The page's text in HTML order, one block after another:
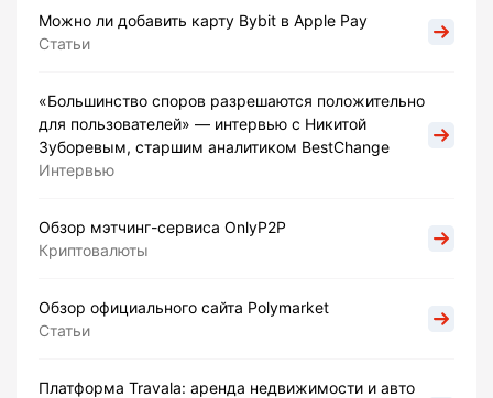
Можно ли добавить карту Bybit в Apple Pay
Статьи
«Большинство споров разрешаются положительно
для пользователей» — интервью с Никитой
Зуборевым, старшим аналитиком BestChange
Интервью
Обзор мэтчинг-сервиса OnlyP2P
Криптовалюты
Обзор официального сайта Polymarket
Статьи
Платформа Travala: аренда недвижимости и авто